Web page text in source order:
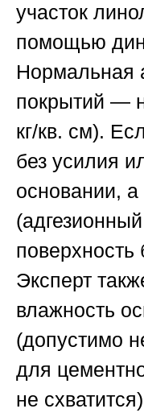
участок
помощью
Нормальная
покрытий —
кг/кв. см).
без усилия
основании,
поверхность
Эксперт
влажность
(допустимо
для
не